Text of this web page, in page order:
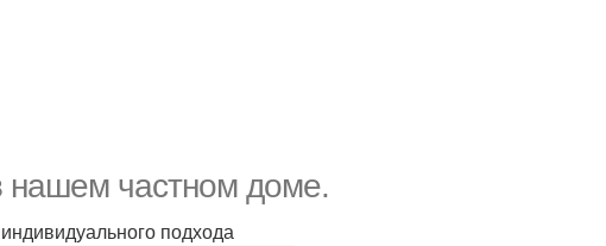
нашем частном доме.
подхода